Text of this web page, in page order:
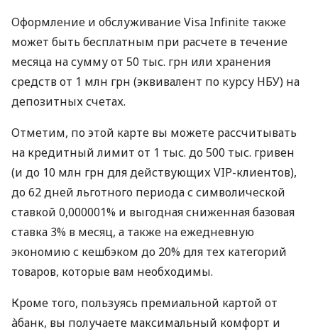
Оформление и обслуживание Visa Infinite также
может быть бесплатным при расчете в течение
месяца на сумму от 50 тыс. грн или хранения
средств от 1 млн грн (эквивалент по курсу НБУ) на
депозитных счетах.
Отметим, по этой карте вы можете рассчитывать
на кредитный лимит от 1 тыс. до 500 тыс. гривен
(и до 10 млн грн для действующих VIP-клиентов),
до 62 дней льготного периода с символической
ставкой 0,000001% и выгодная сниженная базовая
ставка 3% в месяц, а также на ежедневную
экономию с кешбэком до 20% для тех категорий
товаров, которые вам необходимы.
Кроме того, пользуясь премиальной картой от
àбанк, вы получаете максимальный комфорт и